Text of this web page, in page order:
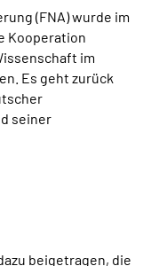
Sprache
(FNA) wurde im
Kooperation
im
Es geht zurück
seiner
beigetragen, die